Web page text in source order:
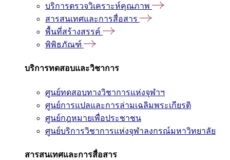
บริการตรวจวิเคราะห์คุณภาพ
สารสนเทศและการสื่อสาร
พื้นที่สร้างสรรค์
พิพิธภัณฑ์
บริการทดสอบและวิชาการ
ศูนย์ทดสอบทางวิชาการแห่งจุฬาฯ
ศูนย์การแปลและการล่ามเฉลิมพระเกียรติ
ศูนย์กฎหมายเพื่อประชาชน
ศูนย์บริการวิชาการแห่งจุฬาลงกรณ์มหาวิทยาลัย
สารสนเทศและการสื่อสาร